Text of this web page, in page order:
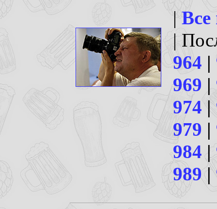
|
|
964 |
969 |
974|
979 |
984 |
989|